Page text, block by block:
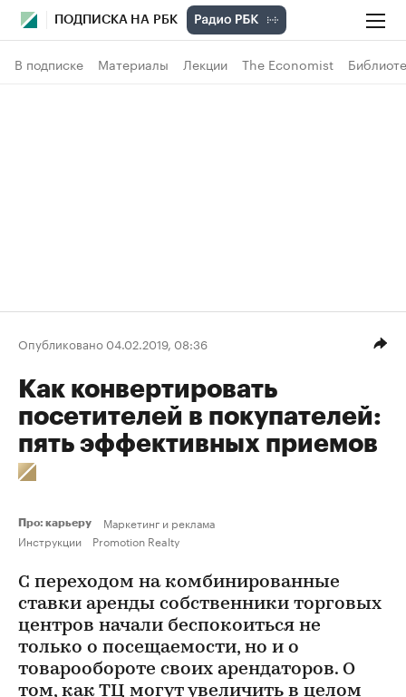
ПОДПИСКА НА РБК
В подписке Материалы Лекции The Economist
Опубликовано 04.02.2019, 08:36
Как конвертировать
посетителей в покупателей:
пять эффективных приемов
Про: карьеру
Маркетинг и реклама
Инструкции
Promotion Realty
С переходом на комбинированные
ставки аренды собственники торговых
центров начали беспокоиться не
только о посещаемости, но и о
товарообороте своих арендаторов. О
том, как ТЦ могут увеличить в целом